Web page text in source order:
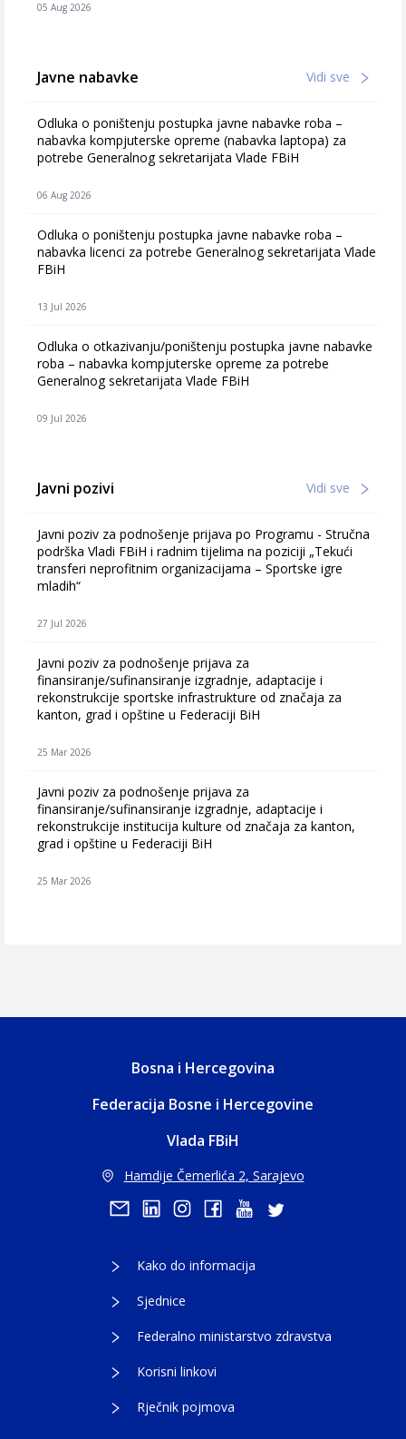
05 Aug 2026
Javne nabavke Vidi sve
Odluka o poništenju postupka javne nabavke roba –
nabavka kompjuterske opreme (nabavka laptopa) za
potrebe Generalnog sekretarijata Vlade FBiH
06 Aug 2026
Odluka o poništenju postupka javne nabavke roba –
nabavka licenci za potrebe Generalnog sekretarijata Vlade
FBiH
13 Jul 2026
Odluka o otkazivanju/poništenju postupka javne nabavke
roba – nabavka kompjuterske opreme za potrebe
Generalnog sekretarijata Vlade FBiH
09 Jul 2026
Javni pozivi Vidi sve
Javni poziv za podnošenje prijava po Programu - Stručna
podrška Vladi FBiH i radnim tijelima na poziciji „Tekući
transferi neprofitnim organizacijama – Sportske igre
mladih“
27 Jul 2026
Javni poziv za podnošenje prijava za
finansiranje/sufinansiranje izgradnje, adaptacije i
rekonstrukcije sportske infrastrukture od značaja za
kanton, grad i opštine u Federaciji BiH
25 Mar 2026
Javni poziv za podnošenje prijava za
finansiranje/sufinansiranje izgradnje, adaptacije i
rekonstrukcije institucija kulture od značaja za kanton,
grad i opštine u Federaciji BiH
25 Mar 2026
Bosna i Hercegovina
Federacija Bosne i Hercegovine
Vlada FBiH
Hamdije Čemerlića 2, Sarajevo
Kako do informacija
Sjednice
Federalno ministarstvo zdravstva
Korisni linkovi
Rječnik pojmova